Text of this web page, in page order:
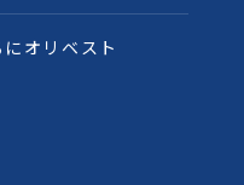
オリベスト